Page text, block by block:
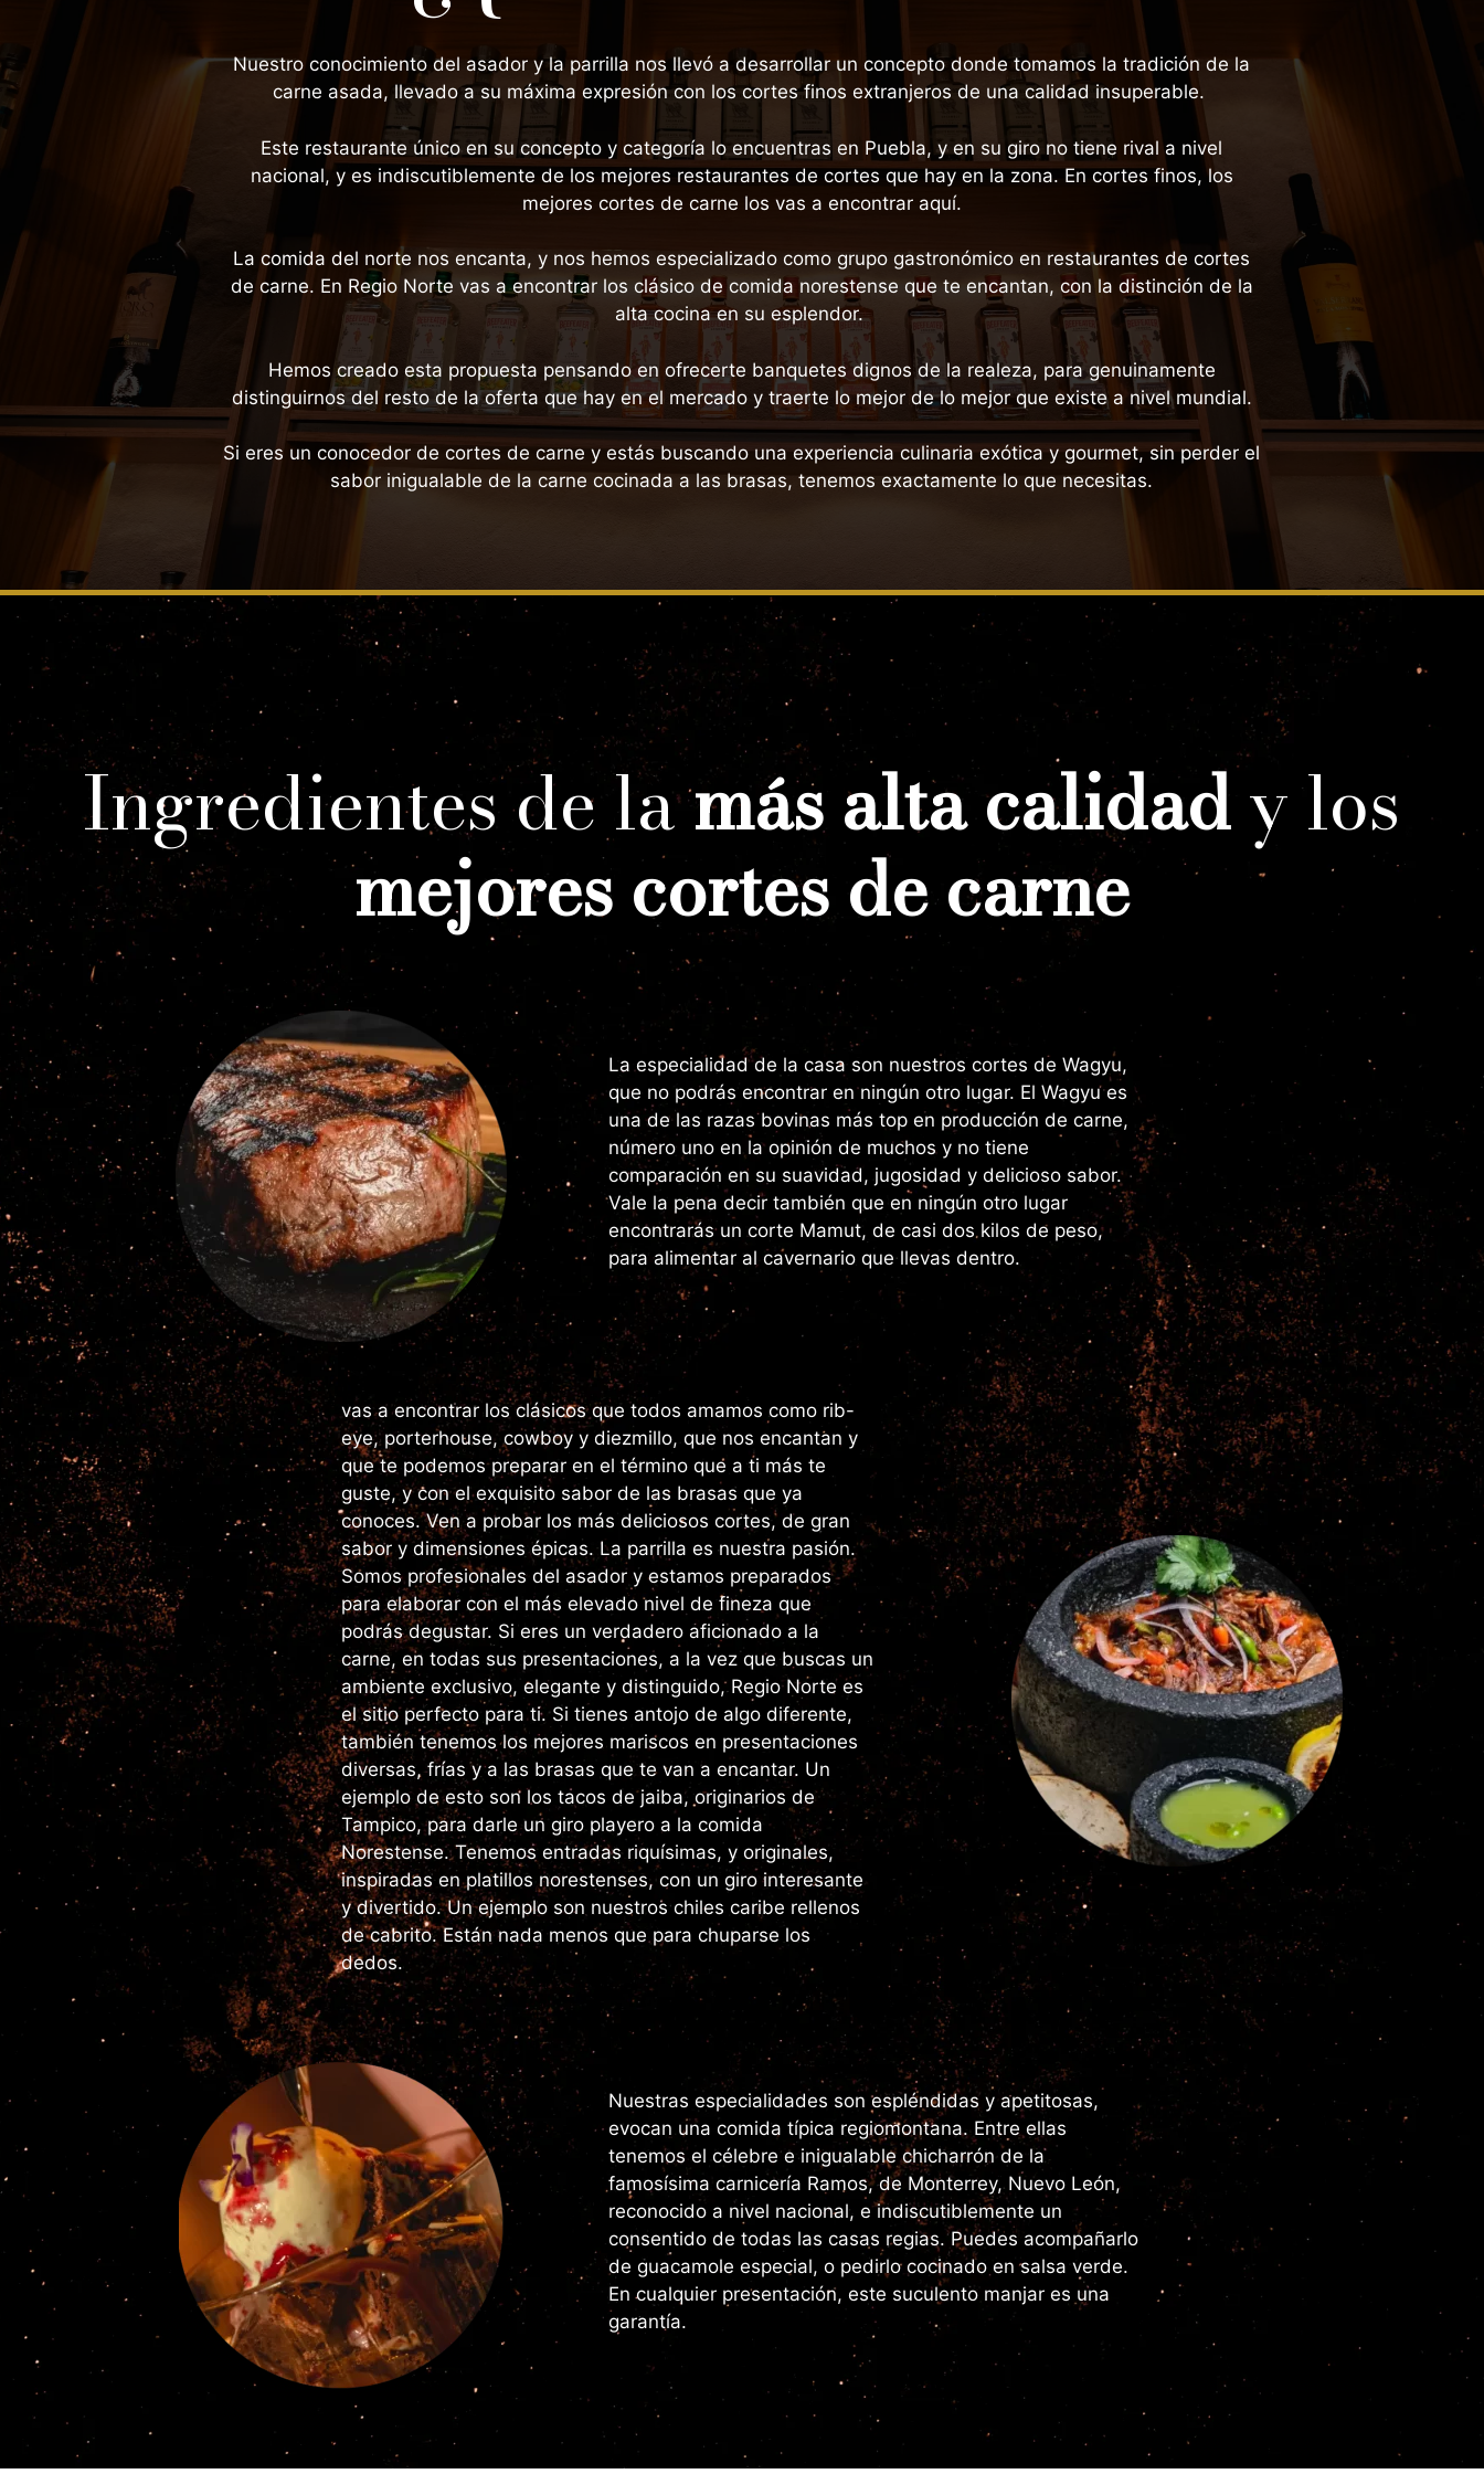
Nuestro conocimiento del asador y la parrilla nos llevó a desarrollar un concepto donde tomamos la tradición de la
carne asada, llevado a su máxima expresión con los cortes finos extranjeros de una calidad insuperable.
Este restaurante único en su concepto y categoría lo encuentras en Puebla, y en su giro no tiene rival a nivel
nacional, y es indiscutiblemente de los mejores restaurantes de cortes que hay en la zona. En cortes finos, los
mejores cortes de carne los vas a encontrar aquí.
La comida del norte nos encanta, y nos hemos especializado como grupo gastronómico en restaurantes de cortes
de carne. En Regio Norte vas a encontrar los clásico de comida norestense que te encantan, con la distinción de la
alta cocina en su esplendor.
Hemos creado esta propuesta pensando en ofrecerte banquetes dignos de la realeza, para genuinamente
distinguirnos del resto de la oferta que hay en el mercado y traerte lo mejor de lo mejor que existe a nivel mundial.
Si eres un conocedor de cortes de carne y estás buscando una experiencia culinaria exótica y gourmet, sin perder el
sabor inigualable de la carne cocinada a las brasas, tenemos exactamente lo que necesitas.
Ingredientes de lamás alta calidady los
mejores cortes de carne
La especialidad de la casa son nuestros cortes de Wagyu,
que no podrás encontrar en ningún otro lugar. El Wagyu es
una de las razas bovinas más top en producción de carne,
número uno en la opinión de muchos y no tiene
comparación en su suavidad, jugosidad y delicioso sabor.
Vale la pena decir también que en ningún otro lugar
encontrarás un corte Mamut, de casi dos kilos de peso,
para alimentar al cavernario que llevas dentro.
vas a encontrar los clásicos que todos amamos como rib-
eye, porterhouse, cowboy y diezmillo, que nos encantan y
que te podemos preparar en el término que a ti más te
guste, y con el exquisito sabor de las brasas que ya
conoces. Ven a probar los más deliciosos cortes, de gran
sabor y dimensiones épicas. La parrilla es nuestra pasión.
Somos profesionales del asador y estamos preparados
para elaborar con el más elevado nivel de fineza que
podrás degustar. Si eres un verdadero aficionado a la
carne, en todas sus presentaciones, a la vez que buscas un
ambiente exclusivo, elegante y distinguido, Regio Norte es
el sitio perfecto para ti. Si tienes antojo de algo diferente,
también tenemos los mejores mariscos en presentaciones
diversas, frías y a las brasas que te van a encantar. Un
ejemplo de esto son los tacos de jaiba, originarios de
Tampico, para darle un giro playero a la comida
Norestense. Tenemos entradas riquísimas, y originales,
inspiradas en platillos norestenses, con un giro interesante
y divertido. Un ejemplo son nuestros chiles caribe rellenos
de cabrito. Están nada menos que para chuparse los
dedos.
Nuestras especialidades son espléndidas y apetitosas,
evocan una comida típica regiomontana. Entre ellas
tenemos el célebre e inigualable chicharrón de la
famosísima carnicería Ramos, de Monterrey, Nuevo León,
reconocido a nivel nacional, e indiscutiblemente un
consentido de todas las casas regias. Puedes acompañarlo
de guacamole especial, o pedirlo cocinado en salsa verde.
En cualquier presentación, este suculento manjar es una
garantía.